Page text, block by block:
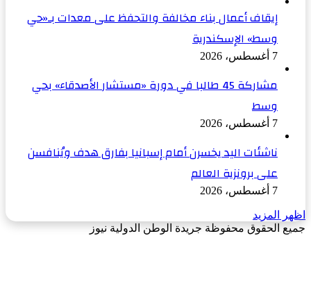
إيقاف أعمال بناء مخالفة والتحفظ على معدات بـ«حي
وسط» الإسكندرية
7 أغسطس، 2026
مشاركة 45 طالبا في دورة «مستشار الأصدقاء» بحي
وسط
7 أغسطس، 2026
ناشئات اليد يخسرن أمام إسبانيا بفارق هدف ويُنافسن
على برونزية العالم
7 أغسطس، 2026
اظهر المزيد
جميع الحقوق محفوظة جريدة الوطن الدولية نيوز